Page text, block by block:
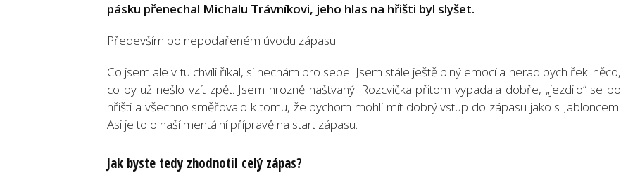
pásku přenechal Michalu Trávníkovi, jeho hlas na hřišti byl slyšet.
Především po nepodařeném úvodu zápasu.
Co jsem ale v tu chvíli říkal, si nechám pro sebe. Jsem stále ještě plný emocí a nerad bych řekl něco,
co by už nešlo vzít zpět. Jsem hrozně naštvaný. Rozcvička přitom vypadala dobře, „jezdilo“ se po
hřišti a všechno směřovalo k tomu, že bychom mohli mít dobrý vstup do zápasu jako s Jabloncem.
Asi je to o naší mentální přípravě na start zápasu.
Jak byste tedy zhodnotil celý zápas?